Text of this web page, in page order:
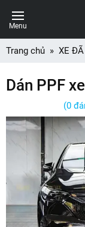
Menu
Trang chủ XE
Dán PPF
(0